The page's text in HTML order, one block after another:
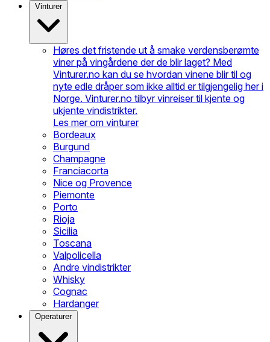
Vinturer
Høres det fristende ut å smake verdensberømte
viner på vingårdene der de blir laget? Med
Vinturer.no kan du se hvordan vinene blir til og
nyte edle dråper som ikke alltid er tilgjengelig her i
Norge. Vinturer.no tilbyr vinreiser til kjente og
ukjente vindistrikter.
Les mer om vinturer
Bordeaux
Burgund
Champagne
Franciacorta
Nice og Provence
Piemonte
Porto
Rioja
Sicilia
Toscana
Valpolicella
Andre vindistrikter
Whisky
Cognac
Hardanger
Operaturer